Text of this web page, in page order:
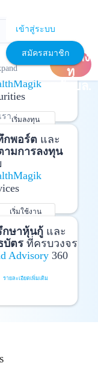
เข้าสู่ระบบ
สมัครสมาชิก
รา
เปิด
บัญชีลง
ทุ
นกับบล.
ญชี
และ
ด้วยตัวเอง
เริ่มลงทุน
รายละเอียดเพิ่มเติม
กพอร์ตและ
ามการลงทุน
เริ่มใช้งาน
รายละเอียดเพิ่มเติม
กษาหุ้นกู้และ
บัตรที่ครบวงจร
Advisory360
รายละเอียดเพิ่มเติม